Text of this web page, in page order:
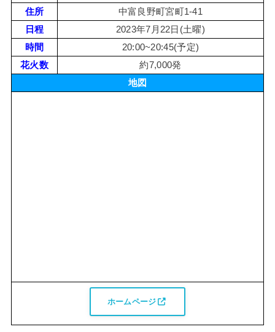
住所
中富良野町宮町1-41
日程
2023年7月22日(土曜)
時間
20:00~20:45(予定)
花火数
約7,000発
地図
ホームページ